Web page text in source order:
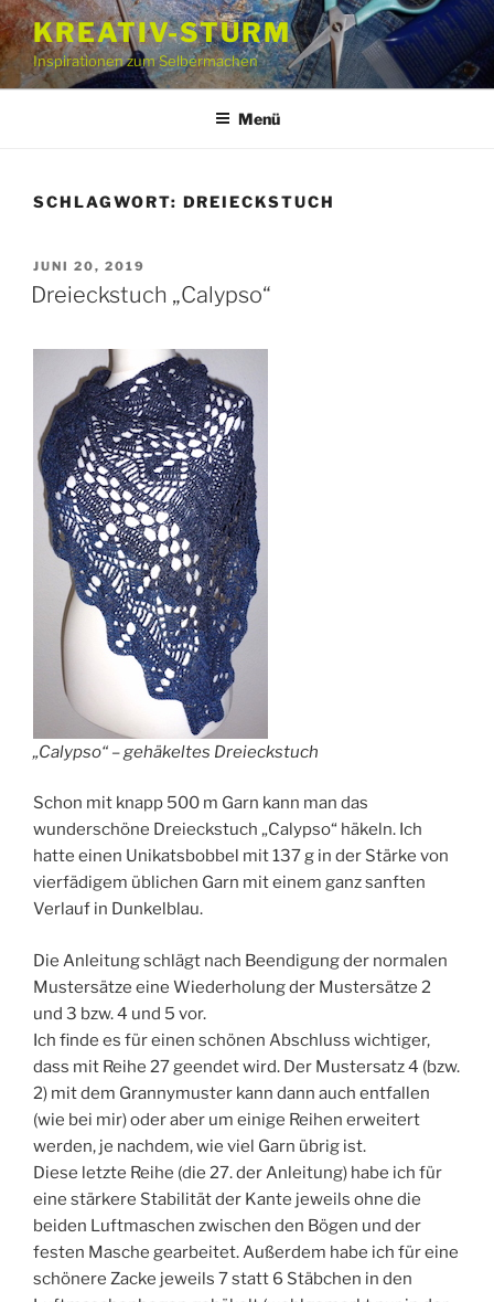
Zum
Inhalt
springen
KREATIV-STURM
Inspirationen zum Selbermachen
Menü
SCHLAGWORT: DREIECKSTUCH
VERÖFFENTLICHT
AM
JUNI 20, 2019
Dreieckstuch „Calypso“
„Calypso“ – gehäkeltes Dreieckstuch
Schon mit knapp 500 m Garn kann man das
wunderschöne Dreieckstuch „Calypso“ häkeln. Ich
hatte einen Unikatsbobbel mit 137 g in der Stärke von
vierfädigem üblichen Garn mit einem ganz sanften
Verlauf in Dunkelblau.
Die Anleitung schlägt nach Beendigung der normalen
Mustersätze eine Wiederholung der Mustersätze 2
und 3 bzw. 4 und 5 vor.
Ich finde es für einen schönen Abschluss wichtiger,
dass mit Reihe 27 geendet wird. Der Mustersatz 4 (bzw.
2) mit dem Grannymuster kann dann auch entfallen
(wie bei mir) oder aber um einige Reihen erweitert
werden, je nachdem, wie viel Garn übrig ist.
Diese letzte Reihe (die 27. der Anleitung) habe ich für
eine stärkere Stabilität der Kante jeweils ohne die
beiden Luftmaschen zwischen den Bögen und der
festen Masche gearbeitet. Außerdem habe ich für eine
schönere Zacke jeweils 7 statt 6 Stäbchen in den